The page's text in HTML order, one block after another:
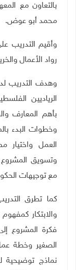
بالتعاون مع
محمد أبو عوض.
رواد الأعمال
وهدف التدريب
الرياديين
بأهم المعارف
وخطوات البدء
العمل واختيار
وتسويق المشروع
مع توجيهات
كما تطرق
والابتكار
فكرة المشروع
الصغير وخطة
نماذج